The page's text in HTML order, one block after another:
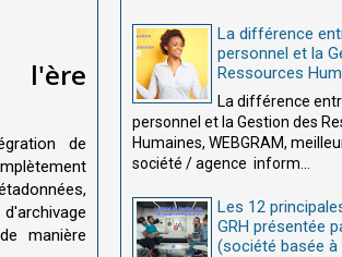
l'ère
de
manière
La différence
personnel et la
Ressources
La différence
personnel et la Gestion des
Humaines, WEBGRAM,
société / agence inform...
Les 12
GRH présentée
(société basée à